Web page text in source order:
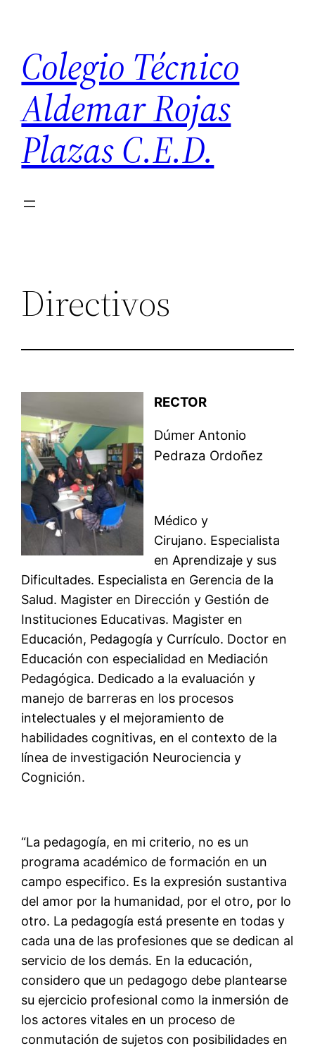
contenido
Colegio Técnico
Aldemar Rojas
Plazas C.E.D.
Directivos
RECTOR
Dúmer Antonio
Pedraza Ordoñez
Médico y
Cirujano. Especialista
en Aprendizaje y sus
Dificultades. Especialista en Gerencia de la
Salud. Magister en Dirección y Gestión de
Instituciones Educativas. Magister en
Educación, Pedagogía y Currículo. Doctor en
Educación con especialidad en Mediación
Pedagógica. Dedicado a la evaluación y
manejo de barreras en los procesos
intelectuales y el mejoramiento de
habilidades cognitivas, en el contexto de la
línea de investigación Neurociencia y
Cognición.
“La pedagogía, en mi criterio, no es un
programa académico de formación en un
campo especifico. Es la expresión sustantiva
del amor por la humanidad, por el otro, por lo
otro. La pedagogía está presente en todas y
cada una de las profesiones que se dedican al
servicio de los demás. En la educación,
considero que un pedagogo debe plantearse
su ejercicio profesional como la inmersión de
los actores vitales en un proceso de
conmutación de sujetos con posibilidades en